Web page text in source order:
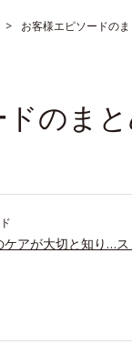
お客様エピソードの
のま
ケアが大切と知り…